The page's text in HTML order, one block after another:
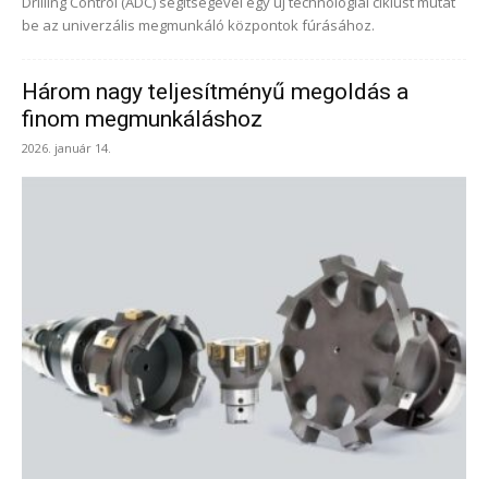
be az univerzális megmunkáló központok fúrásához.
Három nagy teljesítményű megoldás a
finom megmunkáláshoz
2026. január 14.